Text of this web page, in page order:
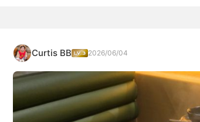
Curtis BB 2026/06/04